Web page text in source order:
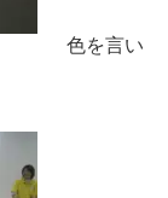
色を言い